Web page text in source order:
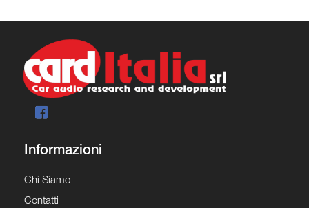
Informazioni
Chi Siamo
Contatti